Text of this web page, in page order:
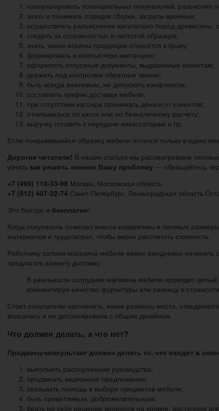
консультировать потенциальных покупателей,
знать и понимать порядок сборки, затраты времени;
осуществлять разъяснения касательно пород
следить за сохранностью и чистотой образцов;
знать, какие изъяны продукции относятся к браку;
формировать в компьютере квитанцию;
оформлять отпускные документы, выдаваемые клиентам;
держать под контролем обратные звонки;
быть всегда вежливым, не допускать конфликтов;
составлять график доставки мебели;
при отсутствии кассира принимать деньги от клиентов;
отчитываться по кассе или по безналичному расчету;
выручку готовить к передаче инкассаторам и пр.
Если понравившийся образец мебели остался только в
Дорогие читатели! В наших статьях мы рассматриваем
узнать как решить именно Вашу проблему — обращайтесь
+7 (499) 110-33-98 Москва, Московская область
+7 (812) 407-22-74 Санкт-Петербург, Ленинградская область
Это быстро и бесплатно!
Когда покупатель пожелал внести коррективы в типовые
материалов и трудозатрат, чтобы верно рассчитать стоимость.
Работнику салона-магазина мебели важно ежедневно
предлагать клиенту доставку.
В реальности сотрудник магазина мебели проводит
комментируя качество фурнитуры или разницу в
Стоит покупателю напомнить, какие размеры места,
вписалась и не диссонировала с общим дизайном
Что должен делать, а что нет?
Продавец-консультант должен делать то, что входит в
выполнять распоряжения руководства;
продвигать акционные предложения;
оказывать помощь в выборе предметов мебели;
быть приветливым, доброжелательным;
брать на себя решение вопросов на уровне, доступном